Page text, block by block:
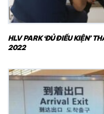
HLV PARK ‘ĐỦ ĐIỀU KIỆN’
2022